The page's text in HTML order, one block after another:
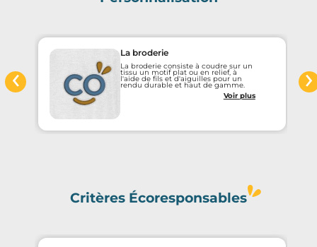
La broderie
La broderie consiste à coudre sur un
tissu un motif plat ou en relief, à
l'aide de fils et d'aiguilles pour un
rendu durable et haut de gamme.
Voir plus
‹ ›
Critères Écoresponsables